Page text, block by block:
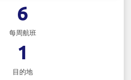
6
每周航班
1
目的地